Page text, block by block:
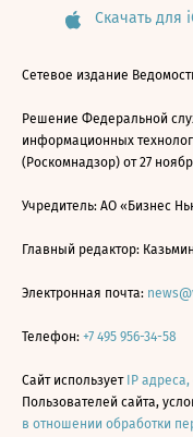
Скачать для
Сетевое издание
Решение Федеральной
информационных
(Роскомнадзор) от 27
Учредитель: АО «Бизнес
Главный редактор:
Электронная почта:
Телефон: +7 495 956-34-58
Сайт использует IP
Пользователей сайта,
в отношении обработки